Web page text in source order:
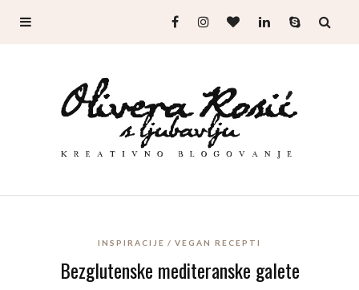
INSPIRACIJE VEGAN RECEPTI
Bezglutenske mediteranske galete